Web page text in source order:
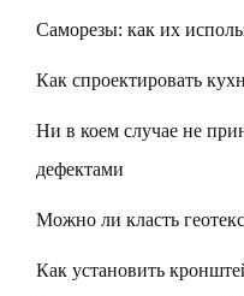
Саморезы: как их
Как спроектировать
Ни в коем случае не
дефектами
Можно ли класть
Как установить